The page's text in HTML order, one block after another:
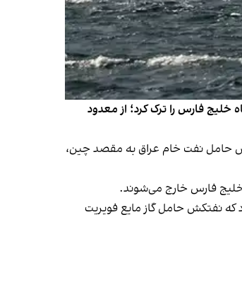
فارس را ترک کرد؛ از معدود
حامل نفت خام عراق به مقصد چین،
خلیج فارس خارج می‌شوند.
داد که نفتکش حامل گاز مایع فویریت